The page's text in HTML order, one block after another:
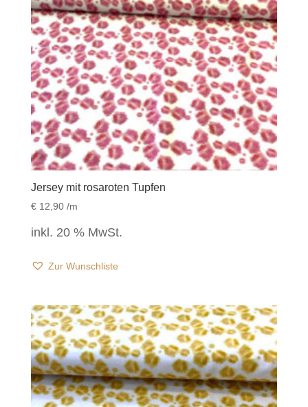
Jersey mit rosaroten Tupfen
€12,90/m
inkl. 20 % MwSt.
Zur Wunschliste